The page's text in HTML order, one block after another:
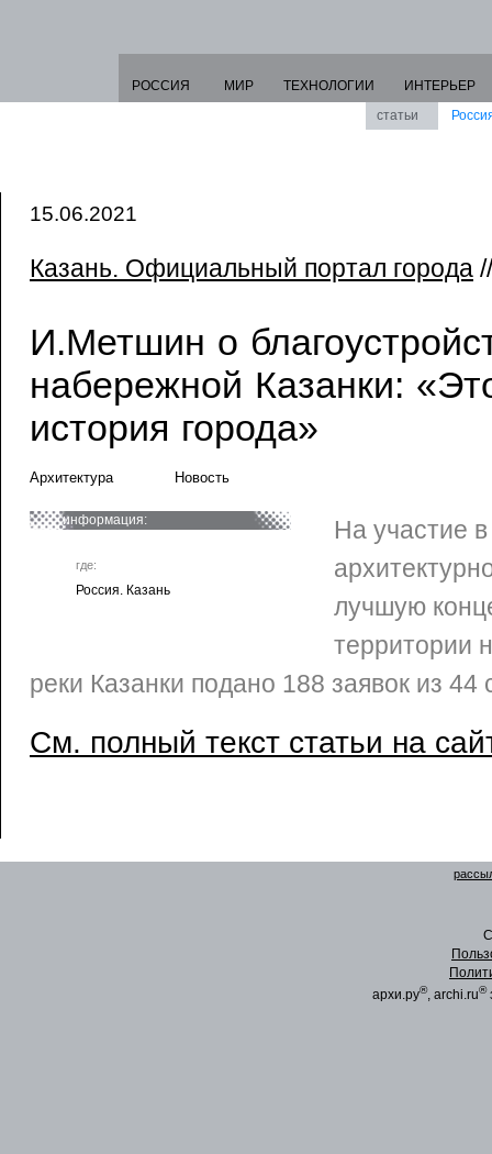
РОССИЯ МИР ТЕХНОЛОГИИ
ИНТЕРЬЕР
статьи
15.06.2021
Казань. Официальный портал города
И.Метшин о
набережной Казанки:
история города»
Архитектура Новость
информация:
где:
Россия. Казань
На участие
лучшую
территории
реки Казанки подано 188 заявок из 44
См. полный текст статьи на
архи.ру®, archi.ru®